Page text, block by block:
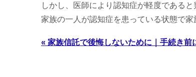
しかし、医師により認知症が軽度である
家族の一人が認知症を患っている状態で
« 家族信託で後悔しないために｜手続き前